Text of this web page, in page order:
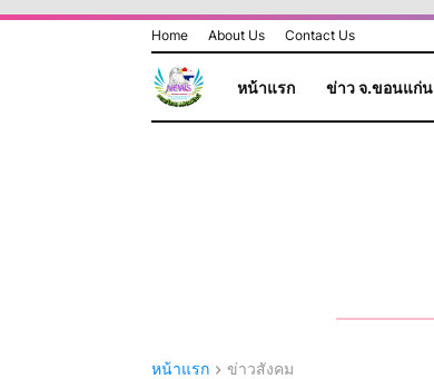
Home About Us Contact Us
หน้าแรก ข่าว จ.ขอนแก่น
หน้าแรก ข่าวสังคม